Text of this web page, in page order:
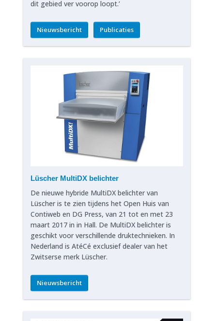
dit gebied ver voorop loopt.’
Nieuwsbericht Publicaties
Lüscher MultiDX belichter
De nieuwe hybride MultiDX belichter van
Lüscher is te zien tijdens het Open Huis van
Contiweb en DG Press, van 21 tot en met 23
maart 2017 in in Hall. De MultiDX belichter is
geschikt voor verschillende druktechnieken. In
Nederland is AtéCé exclusief dealer van het
Zwitserse merk Lüscher.
Nieuwsbericht